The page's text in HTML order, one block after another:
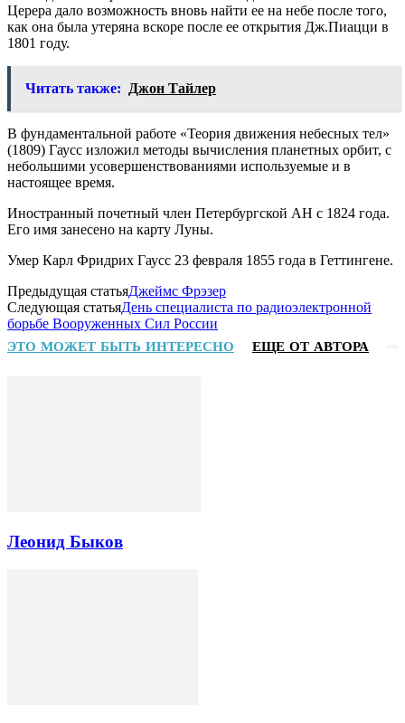
Церера дало возможность вновь найти ее на небе после того,
как она была утеряна вскоре после ее открытия Дж.Пиацци в
1801 году.
Читать также: Джон Тайлер
В фундаментальной работе «Теория движения небесных тел»
(1809) Гаусс изложил методы вычисления планетных орбит, с
небольшими усовершенствованиями используемые и в
настоящее время.
Иностранный почетный член Петербургской АН с 1824 года.
Его имя занесено на карту Луны.
Умер Карл Фридрих Гаусс 23 февраля 1855 года в Геттингене.
Предыдущая статьяДжеймс Фрэзер
Следующая статьяДень специалиста по радиоэлектронной
борьбе Вооруженных Сил России
ЭТО МОЖЕТ БЫТЬ ИНТЕРЕСНО ЕЩЕ ОТ АВТОРА
Леонид Быков